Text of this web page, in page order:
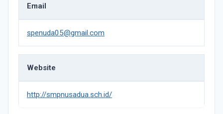
Email
spenuda05@gmail.com
Website
http://smpnusadua.sch.id/